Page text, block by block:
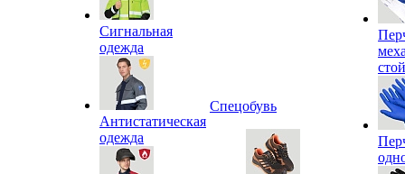
Сигнальная
одежда
Антистатическая
одежда
Спецобувь